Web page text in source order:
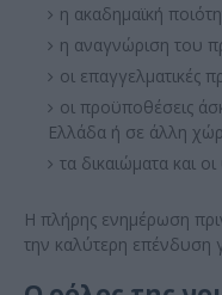
η ακαδημαϊκή
η αναγνώριση του
οι επαγγελματικές
οι προϋποθέσεις
Ελλάδα ή σε άλλη
τα δικαιώματα και
Η πλήρης ενημέρωση
την καλύτερη επένδυση